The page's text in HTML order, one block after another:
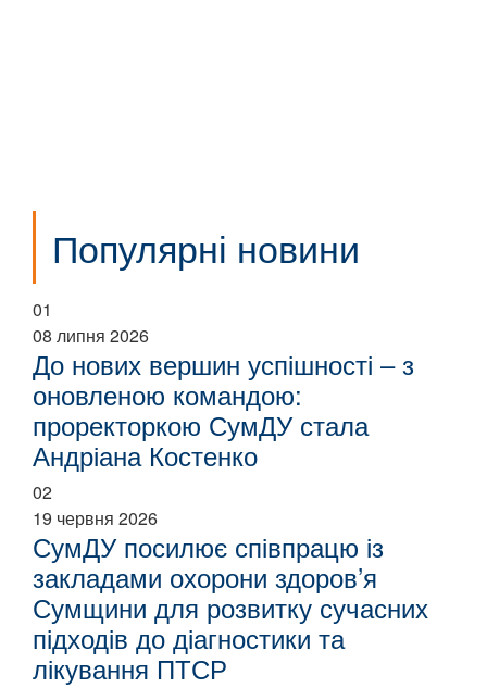
Популярні новини
01
08 липня 2026
До нових вершин успішності – з
оновленою командою:
проректоркою СумДУ стала
Андріана Костенко
02
19 червня 2026
СумДУ посилює співпрацю із
закладами охорони здоров’я
Сумщини для розвитку сучасних
підходів до діагностики та
лікування ПТСР